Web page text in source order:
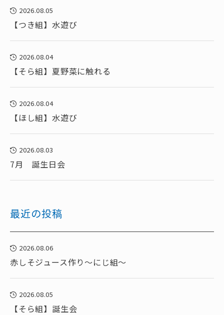
2026.08.05
【つき組】水遊び
2026.08.04
【そら組】夏野菜に触れる
2026.08.04
【ほし組】水遊び
2026.08.03
7月 誕生日会
最近の投稿
2026.08.06
赤しそジュース作り～にじ組～
2026.08.05
【そら組】誕生会